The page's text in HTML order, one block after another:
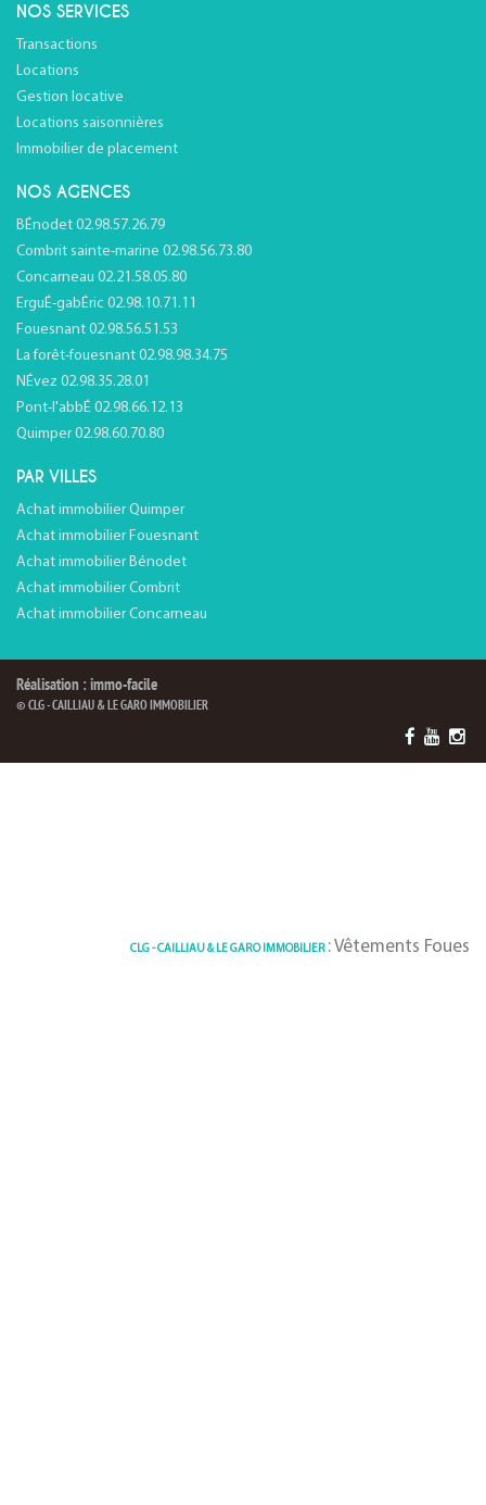
NOS SERVICES
Transactions
Locations
Gestion locative
Locations saisonnières
Immobilier de placement
NOS AGENCES
BÉnodet 02.98.57.26.79
Combrit sainte-marine 02.98.56.73.80
Concarneau 02.21.58.05.80
ErguÉ-gabÉric 02.98.10.71.11
Fouesnant 02.98.56.51.53
La forêt-fouesnant 02.98.98.34.75
NÉvez 02.98.35.28.01
Pont-l'abbÉ 02.98.66.12.13
Quimper 02.98.60.70.80
PAR VILLES
Achat immobilier Quimper
Achat immobilier Fouesnant
Achat immobilier Bénodet
Achat immobilier Combrit
Achat immobilier Concarneau
Réalisation : immo-facile
© CLG - CAILLIAU & LE GARO IMMOBILIER
CLG - CAILLIAU & LE GARO IMMOBILIER: Vêtements Fouesnant,